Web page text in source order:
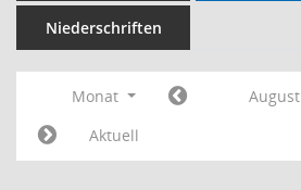
Niederschriften
Monat August
Aktuell